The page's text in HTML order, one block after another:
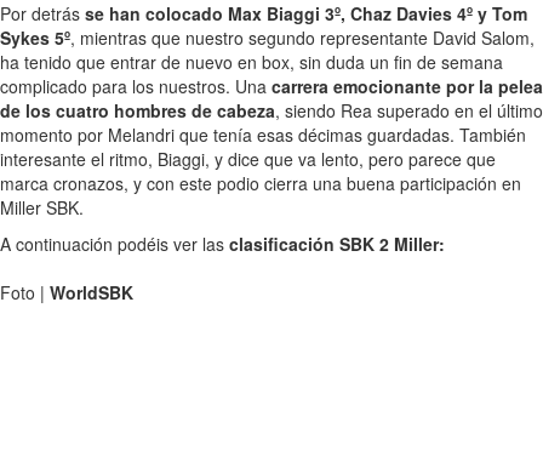
Por detrás se han colocado Max Biaggi 3º, Chaz Davies 4º y Tom
Sykes 5º, mientras que nuestro segundo representante David Salom,
ha tenido que entrar de nuevo en box, sin duda un fin de semana
complicado para los nuestros. Una carrera emocionante por la pelea
de los cuatro hombres de cabeza, siendo Rea superado en el último
momento por Melandri que tenía esas décimas guardadas. También
interesante el ritmo, Biaggi, y dice que va lento, pero parece que
marca cronazos, y con este podio cierra una buena participación en
Miller SBK.
A continuación podéis ver las clasificación SBK 2 Miller:
Foto | WorldSBK